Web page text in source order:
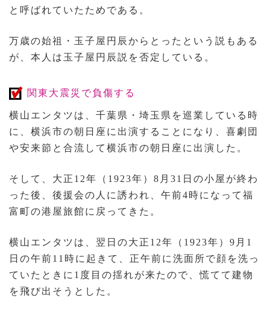
と呼ばれていたためである。
万歳の始祖・玉子屋円辰からとったという説もある
が、本人は玉子屋円辰説を否定している。
関東大震災で負傷する
横山エンタツは、千葉県・埼玉県を巡業している時
に、横浜市の朝日座に出演することになり、喜劇団
や安来節と合流して横浜市の朝日座に出演した。
そして、大正12年（1923年）8月31日の小屋が終わ
った後、後援会の人に誘われ、午前4時になって福
富町の港屋旅館に戻ってきた。
横山エンタツは、翌日の大正12年（1923年）9月1
日の午前11時に起きて、正午前に洗面所で顔を洗っ
ていたときに1度目の揺れが来たので、慌てて建物
を飛び出そうとした。